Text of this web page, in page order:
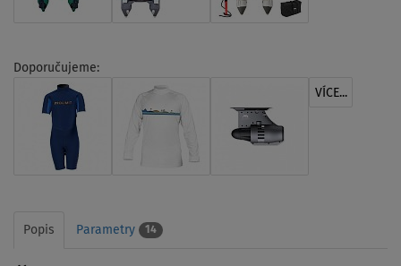
Doporučujeme:
VÍCE...
Popis Parametry 14